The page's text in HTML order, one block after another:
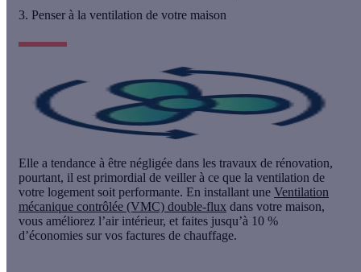
3. Penser à la ventilation de votre maison
Elle a tendance à être négligée dans les travaux de rénovation,
pourtant, il est primordial de veiller à ce que la ventilation de
votre logement soit performante. En installant une Ventilation
mécanique contrôlée (VMC) double-flux dans votre maison,
vous améliorez l’air intérieur, et faites jusqu’à 10 %
d’économies sur vos factures de chauffage.